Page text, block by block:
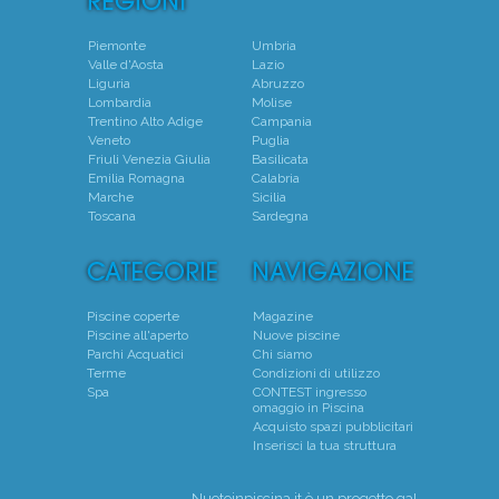
Piemonte
Valle d'Aosta
Liguria
Lombardia
Trentino Alto Adige
Veneto
Friuli Venezia Giulia
Emilia Romagna
Marche
Toscana
Umbria
Lazio
Abruzzo
Molise
Campania
Puglia
Basilicata
Calabria
Sicilia
Sardegna
Piscine coperte
Piscine all'aperto
Parchi Acquatici
Terme
Spa
Magazine
Nuove piscine
Chi siamo
Condizioni di utilizzo
CONTEST ingresso
omaggio in Piscina
Acquisto spazi pubblicitari
Inserisci la tua struttura